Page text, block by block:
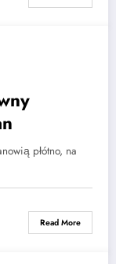
płótno, na
Read More